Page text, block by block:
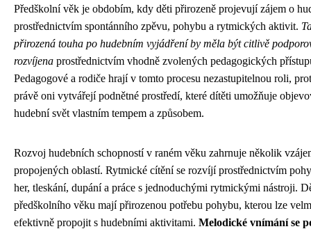
Předškolní věk je obdobím, kdy děti přirozeně projevují zájem o
prostřednictvím spontánního zpěvu, pohybu a rytmických aktivit.
přirozená touha po hudebním vyjádření by měla být citlivě
rozvíjena prostřednictvím vhodně zvolených pedagogických
Pedagogové a rodiče hrají v tomto procesu nezastupitelnou roli,
právě oni vytvářejí podnětné prostředí, které dítěti umožňuje
hudební svět vlastním tempem a způsobem.
Rozvoj hudebních schopností v raném věku zahrnuje několik
propojených oblastí. Rytmické cítění se rozvíjí prostřednictvím
her, tleskání, dupání a práce s jednoduchými rytmickými nástroji.
předškolního věku mají přirozenou potřebu pohybu, kterou lze
efektivně propojit s hudebními aktivitami. Melodické vnímání se